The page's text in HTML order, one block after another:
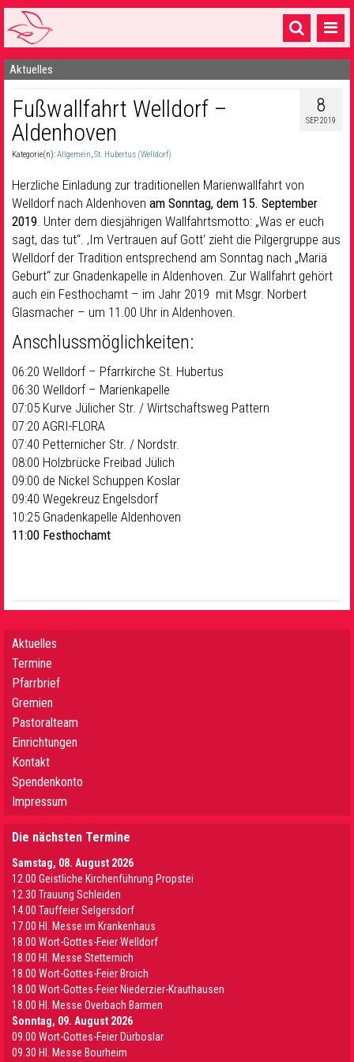
Startseite
1 Pfarrei
16 Gemeinden & mehr
Sakramente & Feste
Gemeinschaft & Soziales
Musik & Kultur
Seelsorge & Kontakt
Aktuelles
8
SEP. 2019
Fußwallfahrt Welldorf –
Aldenhoven
Kategorie(n):Allgemein,St. Hubertus (Welldorf)
Herzliche Einladung zur traditionellen Marienwallfahrt von
Welldorf nach Aldenhoven am Sonntag, dem 15. September
2019. Unter dem diesjährigen Wallfahrtsmotto: „Was er euch
sagt, das tut“. ‚Im Vertrauen auf Gott‘ zieht die Pilgergruppe aus
Welldorf der Tradition entsprechend am Sonntag nach „Mariä
Geburt“ zur Gnadenkapelle in Aldenhoven. Zur Wallfahrt gehört
auch ein Festhochamt – im Jahr 2019 mit Msgr. Norbert
Glasmacher – um 11.00 Uhr in Aldenhoven.
Anschlussmöglichkeiten:
06:20 Welldorf – Pfarrkirche St. Hubertus
06:30 Welldorf – Marienkapelle
07:05 Kurve Jülicher Str. / Wirtschaftsweg Pattern
07:20 AGRI-FLORA
07:40 Petternicher Str. / Nordstr.
08:00 Holzbrücke Freibad Jülich
09:00 de Nickel Schuppen Koslar
09:40 Wegekreuz Engelsdorf
10:25 Gnadenkapelle Aldenhoven
11:00 Festhochamt
Aktuelles
Termine
Pfarrbrief
Gremien
Pastoralteam
Einrichtungen
Kontakt
Spendenkonto
Impressum
Die nächsten Termine
Samstag, 08. August 2026
12.00 Geistliche Kirchenführung Propstei
12.30 Trauung Schleiden
14.00 Tauffeier Selgersdorf
17.00 Hl. Messe im Krankenhaus
18.00 Wort-Gottes-Feier Welldorf
18.00 Hl. Messe Stetternich
18.00 Wort-Gottes-Feier Broich
18.00 Wort-Gottes-Feier Niederzier-Krauthausen
18.00 Hl. Messe Overbach Barmen
Sonntag, 09. August 2026
09.00 Wort-Gottes-Feier Dürboslar
09.30 HI. Messe Bourheim